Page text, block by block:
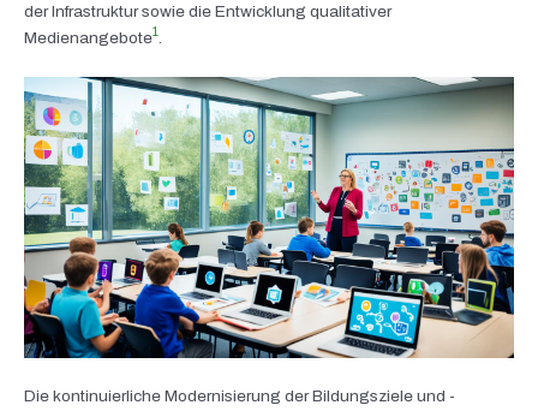
der Infrastruktur sowie die Entwicklung qualitativer
Medienangebote1
Die kontinuierliche Modernisierung der Bildungsziele und -